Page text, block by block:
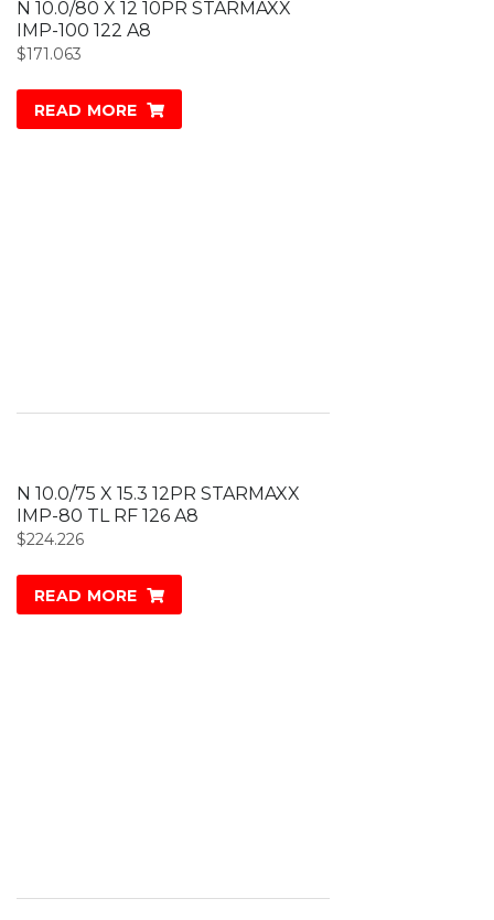
N 10.0/80 X 12 10PR STARMAXX
IMP-100 122 A8
$171.063
READ MORE
N 10.0/75 X 15.3 12PR STARMAXX
IMP-80 TL RF 126 A8
$224.226
READ MORE